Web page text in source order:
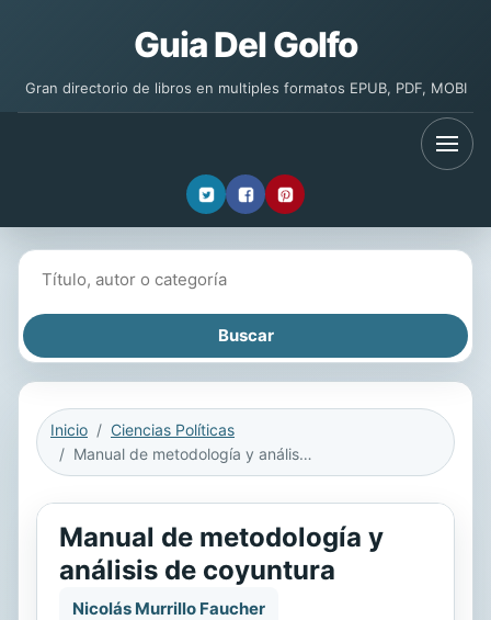
Guia Del Golfo
Gran directorio de libros en multiples formatos EPUB, PDF, MOBI
Inicio
Ciencias Políticas
Manual de metodología y análisis de coyuntura
Manual de metodología y
análisis de coyuntura
Nicolás Murrillo Faucher